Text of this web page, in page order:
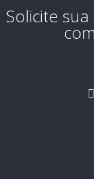
Solicite